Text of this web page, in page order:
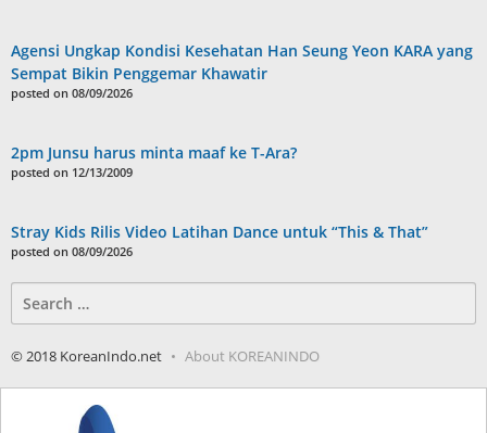
Agensi Ungkap Kondisi Kesehatan Han Seung Yeon KARA yang
Sempat Bikin Penggemar Khawatir
posted on 08/09/2026
2pm Junsu harus minta maaf ke T-Ara?
posted on 12/13/2009
Stray Kids Rilis Video Latihan Dance untuk “This & That”
posted on 08/09/2026
for:
© 2018 KoreanIndo.net About KOREANINDO